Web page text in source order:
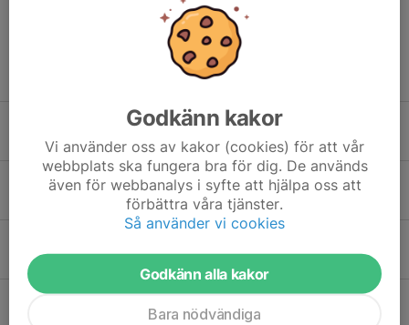
Vårkilometern 18 maj
29 apr, 16:04 0
Årsmöte
7 apr, 18:02 0
Sök HÖGBO GIF’s Ungdomsstipendium
0
Godkänn kakor
Vi använder oss av kakor (cookies) för att vår
webbplats ska fungera bra för dig. De används
även för webbanalys i syfte att hjälpa oss att
förbättra våra tjänster.
Så använder vi cookies
Godkänn alla kakor
Bara nödvändiga